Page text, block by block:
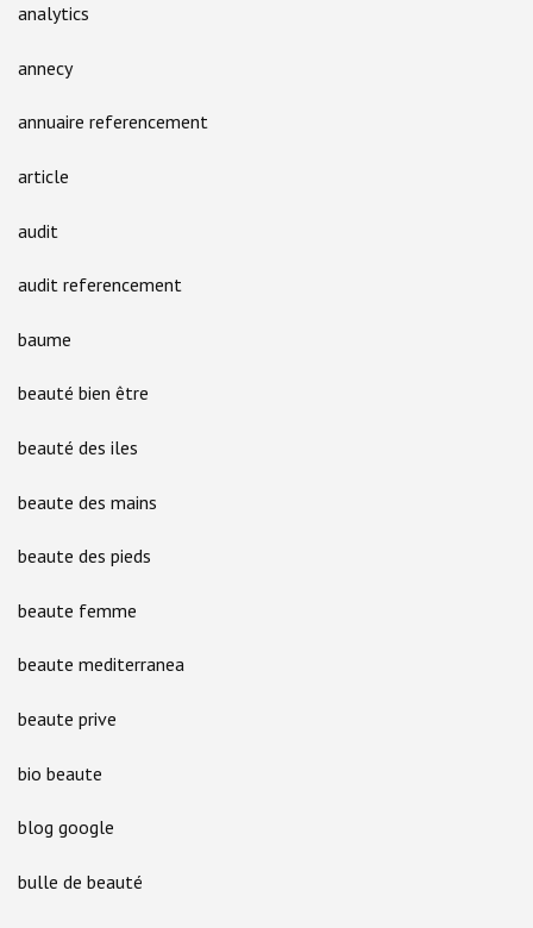
analytics
annecy
annuaire referencement
article
audit
audit referencement
baume
beauté bien être
beauté des iles
beaute des mains
beaute des pieds
beaute femme
beaute mediterranea
beaute prive
bio beaute
blog google
bulle de beauté